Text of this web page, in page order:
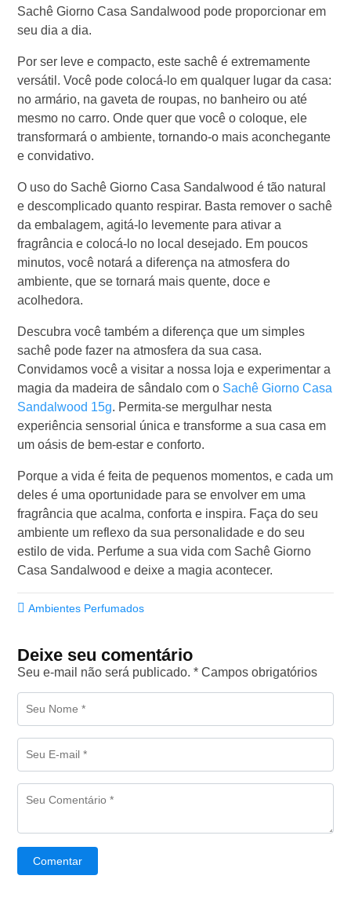
Sachê Giorno Casa Sandalwood pode proporcionar em
seu dia a dia.
Por ser leve e compacto, este sachê é extremamente
versátil. Você pode colocá-lo em qualquer lugar da casa:
no armário, na gaveta de roupas, no banheiro ou até
mesmo no carro. Onde quer que você o coloque, ele
transformará o ambiente, tornando-o mais aconchegante
e convidativo.
O uso do Sachê Giorno Casa Sandalwood é tão natural
e descomplicado quanto respirar. Basta remover o sachê
da embalagem, agitá-lo levemente para ativar a
fragrância e colocá-lo no local desejado. Em poucos
minutos, você notará a diferença na atmosfera do
ambiente, que se tornará mais quente, doce e
acolhedora.
Descubra você também a diferença que um simples
sachê pode fazer na atmosfera da sua casa.
Convidamos você a visitar a nossa loja e experimentar a
magia da madeira de sândalo com o Sachê Giorno Casa
Sandalwood 15g. Permita-se mergulhar nesta
experiência sensorial única e transforme a sua casa em
um oásis de bem-estar e conforto.
Porque a vida é feita de pequenos momentos, e cada um
deles é uma oportunidade para se envolver em uma
fragrância que acalma, conforta e inspira. Faça do seu
ambiente um reflexo da sua personalidade e do seu
estilo de vida. Perfume a sua vida com Sachê Giorno
Casa Sandalwood e deixe a magia acontecer.
Ambientes Perfumados
Deixe seu comentário
Seu e-mail não será publicado. * Campos obrigatórios
Comentar